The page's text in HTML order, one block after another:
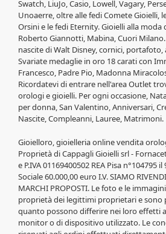
Swatch, LiuJo, Casio, Lowell, Vagary,
Unoaerre, oltre alle fedi Comete Gioielli,
Orsini e le fedi Eternity. Gioielli alla moda
Roberto Giannotti, Mabina, Cuori
nascite di Walt Disney, cornici,
Svariate medaglie in oro 18 carati con
Francesco, Padre Pio, Madonna
Ricordatevi di entrare nell'area Outlet
orologi e gioielli. Per ogni occasione,
per donna, San Valentino, Anniversari,
Nascite, Compleanni, Lauree, Matrimoni.
Gioielloro, gioielleria online vendita
Proprietà di Cappagli Gioielli srl -
e P.IVA 01169400502 REA Pisa n°104795
Sociale 60.000,00 euro I.V. SIAMO
MARCHI PROPOSTI. Le foto e le
proprietà dei legittimi proprietari e sono
quanto possono differire nei loro effetti
monitor o di dispositivo utilizzato. Le